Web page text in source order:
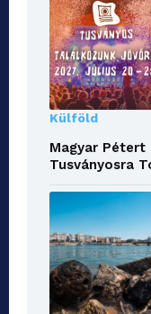
Külföld
Magyar Pétert
Tusványosra